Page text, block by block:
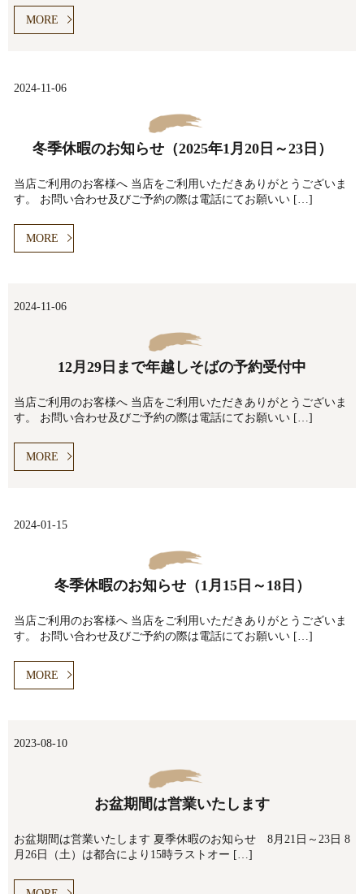
MORE
2024-11-06
冬季休暇のお知らせ（2025年1月20日～23日）
当店ご利用のお客様へ 当店をご利用いただきありがとうございま
す。 お問い合わせ及びご予約の際は電話にてお願いい […]
MORE
2024-11-06
12月29日まで年越しそばの予約受付中
当店ご利用のお客様へ 当店をご利用いただきありがとうございま
す。 お問い合わせ及びご予約の際は電話にてお願いい […]
MORE
2024-01-15
冬季休暇のお知らせ（1月15日～18日）
当店ご利用のお客様へ 当店をご利用いただきありがとうございま
す。 お問い合わせ及びご予約の際は電話にてお願いい […]
MORE
2023-08-10
お盆期間は営業いたします
お盆期間は営業いたします 夏季休暇のお知らせ 8月21日～23日 8
月26日（土）は都合により15時ラストオー […]